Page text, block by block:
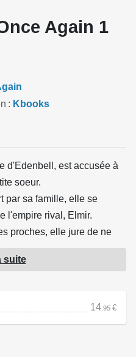
Again 1
Kbooks
d'Edenbell, est accusée à
soeur.
par sa famille, elle se
l'empire rival, Elmir.
proches, elle jure de ne
du sien...
suite
14.95 €